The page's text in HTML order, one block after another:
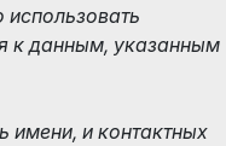
использовать
к данным, указанным
имени, и контактных